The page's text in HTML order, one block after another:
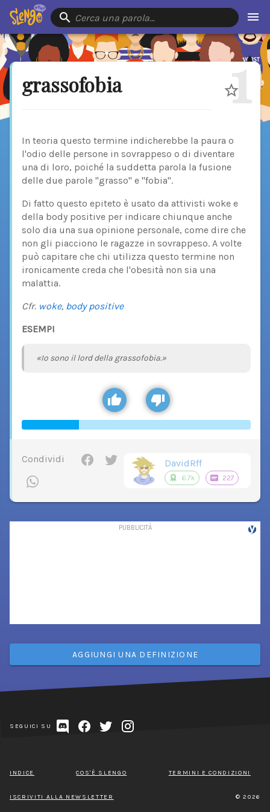
Cerca una parola…
grassofobia 1
In teoria questo termine indicherebbe la paura o
l'odio delle persone in sovrappeso o di diventare
una di loro, poiché la suddetta parola la fusione
delle due parole "grasso" e "fobia".
Di fatto questo epiteto è usato da attivisti woke e
della body positive per indicare chiunque anche
solo dia una sua opinione personale, come dire che
non gli piacciono le ragazze in sovrappeso. A volte
può capitare che chi utilizza questo termine non
ironicamente creda che l'obesità non sia una
malattia.
Cfr. woke, body positive
ESEMPI
«Io sono il lord della grassofobia.»
Condividi DavidRff
6.7k 227
AGGIUNGI UNA DEFINIZIONE
SEGUICI SU
INDICE COS'È SLENGO TERMINI E CONDIZIONI
ISCRIVITI ALLA NEWSLETTER © 2026